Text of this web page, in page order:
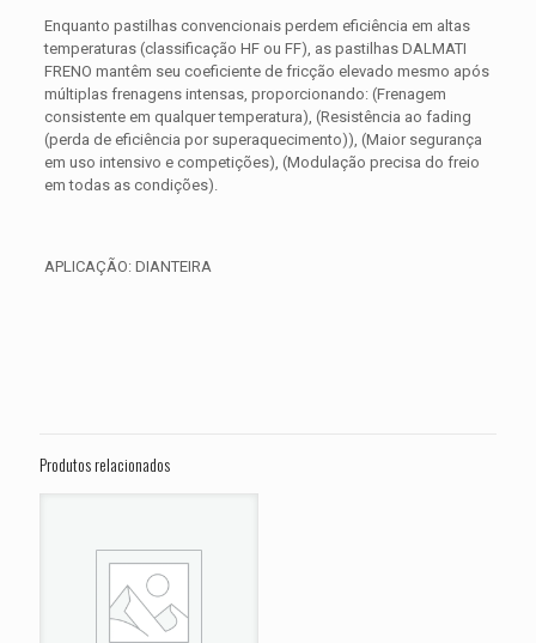
Enquanto pastilhas convencionais perdem eficiência em altas
temperaturas (classificação HF ou FF), as pastilhas DALMATI
FRENO mantêm seu coeficiente de fricção elevado mesmo após
múltiplas frenagens intensas, proporcionando: (Frenagem
consistente em qualquer temperatura), (Resistência ao fading
(perda de eficiência por superaquecimento)), (Maior segurança
em uso intensivo e competições), (Modulação precisa do freio
em todas as condições).
APLICAÇÃO: DIANTEIRA
Classic FLHTC ANO 2011 2012 2013
O seu endereço de e-mail não será publicado.
obrigatórios são marcados com
Sua avaliação
Produtos relacionados